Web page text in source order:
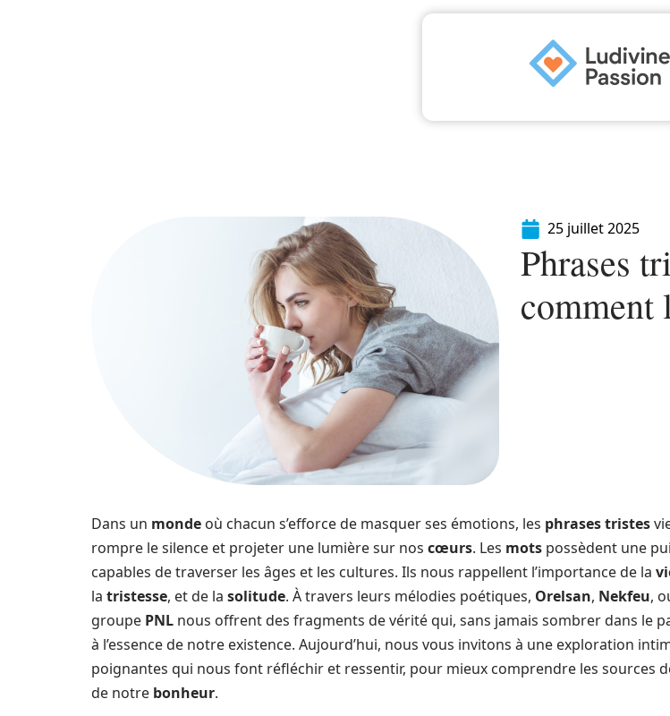
25 juillet 2025
Phrases
comment
Dans un monde où chacun s’efforce de masquer ses émotions, les phrases tristes
rompre le silence et projeter une lumière sur nos cœurs. Les mots possèdent une
capables de traverser les âges et les cultures. Ils nous rappellent l’importance de la
la tristesse, et de la solitude. À travers leurs mélodies poétiques, Orelsan, Nekfeu,
groupe PNL nous offrent des fragments de vérité qui, sans jamais sombrer dans le
à l’essence de notre existence. Aujourd’hui, nous vous invitons à une exploration
poignantes qui nous font réfléchir et ressentir, pour mieux comprendre les sources
de notre bonheur.